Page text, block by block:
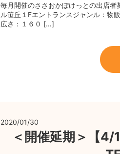
毎月開催のささおかぽけっとの出店
ル笹丘１Fエントランスジャンル：物
広さ：１６０ […]
2020/01/30
＜開催延期＞【4/